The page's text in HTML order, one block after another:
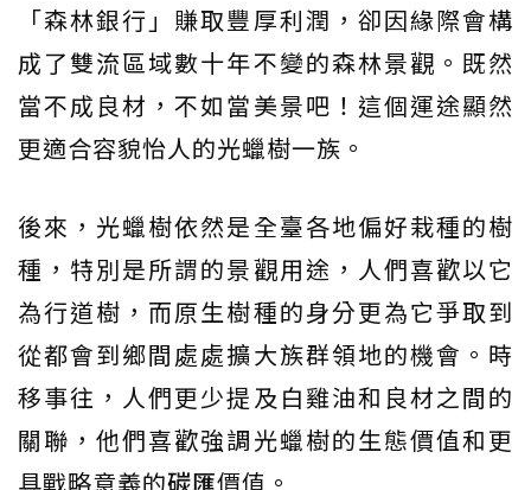
「森林銀行」賺取豐厚利潤，卻因緣際會構
成了雙流區域數十年不變的森林景觀。既然
當不成良材，不如當美景吧！這個運途顯然
更適合容貌怡人的光蠟樹一族。
後來，光蠟樹依然是全臺各地偏好栽種的樹
種，特別是所謂的景觀用途，人們喜歡以它
為行道樹，而原生樹種的身分更為它爭取到
從都會到鄉間處處擴大族群領地的機會。時
移事往，人們更少提及白雞油和良材之間的
關聯，他們喜歡強調光蠟樹的生態價值和更
具戰略意義的碳匯價值。